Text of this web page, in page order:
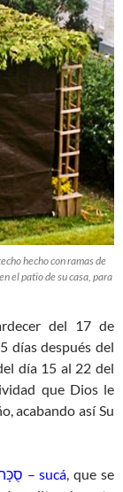
hecho con ramas de
el patio de su casa, para
del 17 de
días después del
día 15 al 22 del
que Dios le
acabando así Su
סֻכָּה – sucá, que se